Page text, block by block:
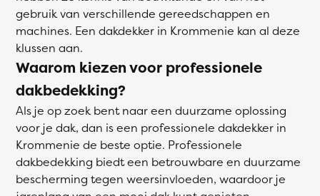
gebruik van verschillende gereedschappen en
machines. Een dakdekker in Krommenie kan al deze
klussen aan.
Waarom kiezen voor professionele
dakbedekking?
Als je op zoek bent naar een duurzame oplossing
voor je dak, dan is een professionele dakdekker in
Krommenie de beste optie. Professionele
dakbedekking biedt een betrouwbare en duurzame
bescherming tegen weersinvloeden, waardoor je